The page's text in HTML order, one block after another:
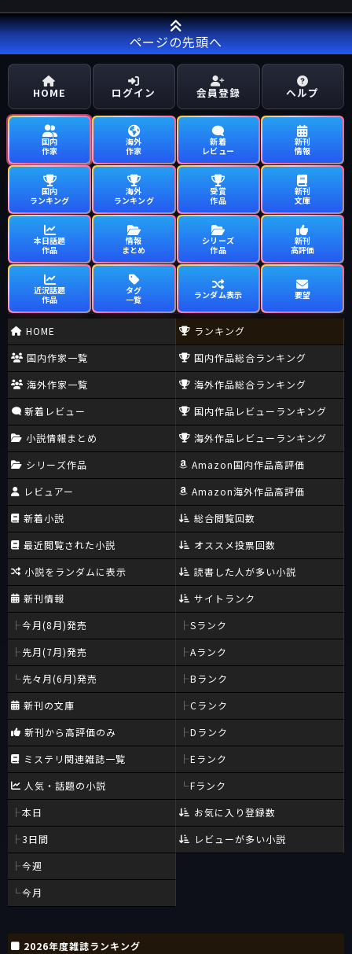
ページの先頭へ
HOME ログイン 会員登録 ヘルプ
国内
作家
海外
作家
新着
レビュー
新刊
情報
国内
ランキング
海外
ランキング
受賞
作品
新刊
文庫
本日話題
作品
情報
まとめ
シリーズ
作品
新刊
高評価
近況話題
作品
タグ
一覧
ランダム表示 要望
HOME
国内作家一覧
海外作家一覧
新着レビュー
小説情報まとめ
シリーズ作品
レビュアー
新着小説
最近閲覧された小説
小説をランダムに表示
新刊情報
今月(8月)発売
先月(7月)発売
先々月(6月)発売
新刊の文庫
新刊から高評価のみ
ミステリ関連雑誌一覧
人気・話題の小説
本日
3日間
今週
今月
ランキング
国内作品総合ランキング
海外作品総合ランキング
国内作品レビューランキング
海外作品レビューランキング
Amazon国内作品高評価
Amazon海外作品高評価
総合閲覧回数
オススメ投票回数
読書した人が多い小説
サイトランク
Sランク
Aランク
Bランク
Cランク
Dランク
Eランク
Fランク
お気に入り登録数
レビューが多い小説
2026年度雑誌ランキング